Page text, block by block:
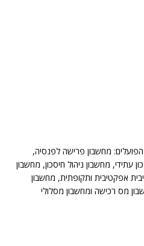
הפועלים: מחשבון פרישה לפנסיה,
עתידי, מחשבון ניהול חיסכון, מחשבון
אפקטיבית ותקופתית, מחשבון
מס רכישה ומחשבון מסלולי